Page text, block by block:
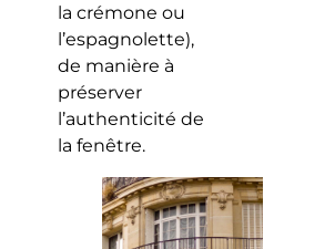
la crémone ou
l’espagnolette),
de manière à
préserver
l’authenticité de
la fenêtre.